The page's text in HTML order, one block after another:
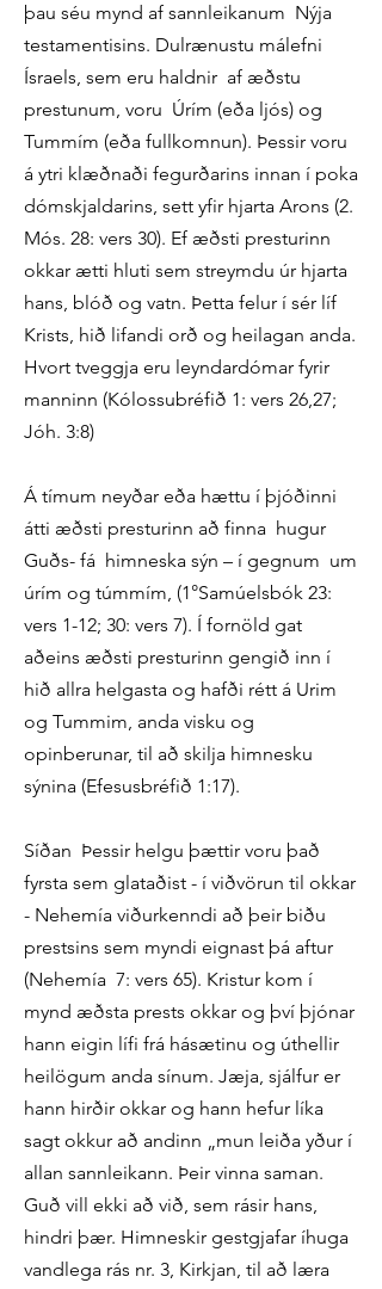
þau séu mynd af sannleikanum Nýja
testamentisins. Dulrænustu málefni
Ísraels, sem eru haldnir af æðstu
prestunum, voru Úrím (eða ljós) og
Tummím (eða fullkomnun). Þessir voru
á ytri klæðnaði fegurðarins innan í poka
dómskjaldarins, sett yfir hjarta Arons (2.
Mós. 28: vers 30). Ef æðsti presturinn
okkar ætti hluti sem streymdu úr hjarta
hans, blóð og vatn. Þetta felur í sér líf
Krists, hið lifandi orð og heilagan anda.
Hvort tveggja eru leyndardómar fyrir
manninn (Kólossubréfið 1: vers 26,27;
Jóh. 3:8)
Á tímum neyðar eða hættu í þjóðinni
átti æðsti presturinn að finna hugur
Guðs- fá himneska sýn – í gegnum um
úrím og túmmím, (1°Samúelsbók 23:
vers 1-12; 30: vers 7). Í fornöld gat
aðeins æðsti presturinn gengið inn í
hið allra helgasta og hafði rétt á Urim
og Tummim, anda visku og
opinberunar, til að skilja himnesku
sýnina (Efesusbréfið 1:17).
Síðan Þessir helgu þættir voru það
fyrsta sem glataðist - í viðvörun til okkar
- Nehemía viðurkenndi að þeir biðu
prestsins sem myndi eignast þá aftur
(Nehemía 7: vers 65). Kristur kom í
mynd æðsta prests okkar og því þjónar
hann eigin lífi frá hásætinu og úthellir
heilögum anda sínum. Jæja, sjálfur er
hann hirðir okkar og hann hefur líka
sagt okkur að andinn „mun leiða yður í
allan sannleikann. Þeir vinna saman.
Guð vill ekki að við, sem rásir hans,
hindri þær. Himneskir gestgjafar íhuga
vandlega rás nr. 3, Kirkjan, til að læra